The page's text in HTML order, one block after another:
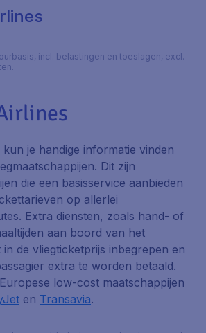
incl. belastingen en toeslagen, excl.
je handige informatie vinden
Dit zijn
die een basisservice aanbieden
op allerlei
Extra diensten, zoals hand- of
aan boord van het
in de vliegticketprijs inbegrepen en
extra te worden betaald.
low-cost maatschappijen
en Transavia.